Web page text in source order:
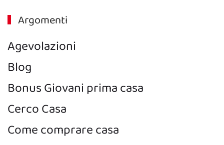
Argomenti
Agevolazioni
Blog
Bonus Giovani prima casa
Cerco Casa
Come comprare casa